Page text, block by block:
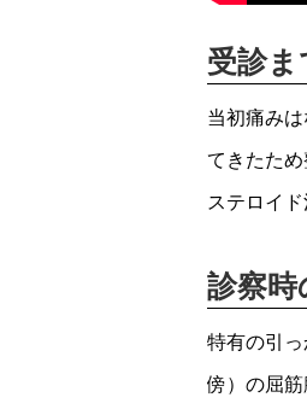
受診ま
当初痛み
てきたた
ステロイ
診察時
特有の引
傍）の屈